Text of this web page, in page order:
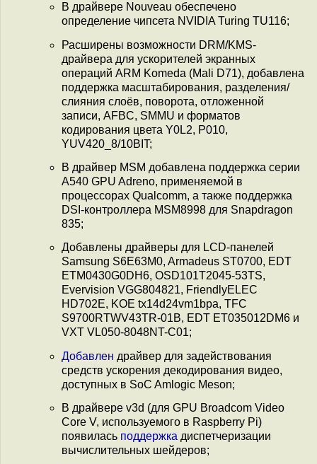
В драйвере Nouveau обеспечено
определение чипсета NVIDIA Turing TU116;
Расширены возможности DRM/KMS-
драйвера для ускорителей экранных
операций ARM Komeda (Mali D71), добавлена
поддержка масштабирования, разделения/
слияния слоёв, поворота, отложенной
записи, AFBC, SMMU и форматов
кодирования цвета Y0L2, P010,
YUV420_8/10BIT;
В драйвер MSM добавлена поддержка серии
A540 GPU Adreno, применяемой в
процессорах Qualcomm, а также поддержка
DSI-контроллера MSM8998 для Snapdragon
835;
Добавлены драйверы для LCD-панелей
Samsung S6E63M0, Armadeus ST0700, EDT
ETM0430G0DH6, OSD101T2045-53TS,
Evervision VGG804821, FriendlyELEC
HD702E, KOE tx14d24vm1bpa, TFC
S9700RTWV43TR-01B, EDT ET035012DM6 и
VXT VL050-8048NT-C01;
Добавлен драйвер для задействования
средств ускорения декодирования видео,
доступных в SoC Amlogic Meson;
В драйвере v3d (для GPU Broadcom Video
Core V, используемого в Raspberry Pi)
появилась поддержка диспетчеризации
вычислительных шейдеров;